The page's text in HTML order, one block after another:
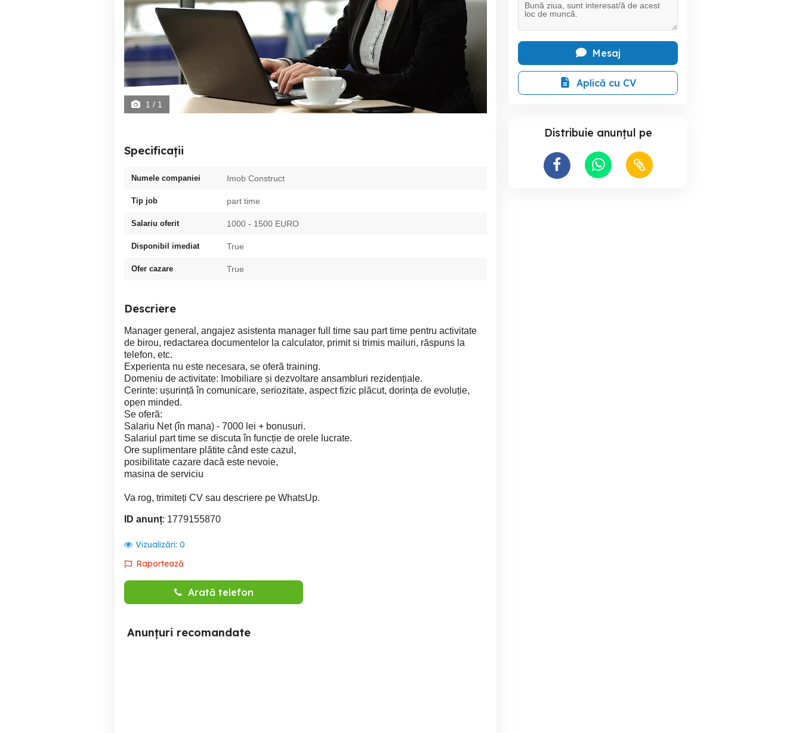
1 / 1
Specificații
Numele companiei Imob Construct
Tip job part time
Salariu oferit 1000 - 1500 EURO
Disponibil imediat True
Ofer cazare True
Descriere
Manager general, angajez asistenta manager full time sau part time pentru activitate
de birou, redactarea documentelor la calculator, primit si trimis mailuri, răspuns la
telefon, etc.
Experienta nu este necesara, se oferă training.
Domeniu de activitate: Imobiliare și dezvoltare ansambluri rezidențiale.
Cerinte: ușurință în comunicare, seriozitate, aspect fizic plăcut, dorința de evoluție,
open minded.
Se oferă:
Salariu Net (în mana) - 7000 lei + bonusuri.
Salariul part time se discuta în funcție de orele lucrate.
Ore suplimentare plătite când este cazul,
posibilitate cazare dacă este nevoie,
masina de serviciu
Va rog, trimiteți CV sau descriere pe WhatsUp.
ID anunț: 1779155870
Vizualizări: 0
Raportează
Arată telefon
Anunțuri recomandate
Mesaj
Aplică cu CV
Distribuie anunțul pe